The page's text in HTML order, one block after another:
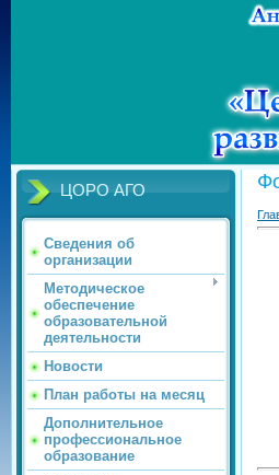
ЦОРО АГО
Сведения об
организации
Методическое
обеспечение
образовательной
деятельности
Новости
План работы на месяц
Дополнительное
профессиональное
образование